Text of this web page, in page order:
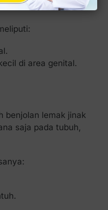
di area genital.
benjolan lemak jinak
saja pada tubuh,